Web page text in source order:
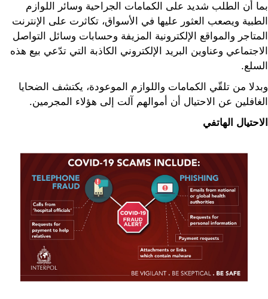
بما أن الطلب شديد على الكمامات الجراحية وسائر اللوازم
الطبية ويصعب العثور عليها في الأسواق، تكاثرت على الإنترنت
المتاجر والمواقع الإلكترونية المزيفة وحسابات وسائل التواصل
الاجتماعي وعناوين البريد الإلكتروني الكاذبة التي تدّعي بيع هذه
السلع.
وبدلا من تلقّي الكمامات واللوازم الموعودة، يكتشف الضحايا
الغافلين عن الاحتيال أن أموالهم آلت إلى هؤلاء المجرمين.
الاحتيال الهاتفي